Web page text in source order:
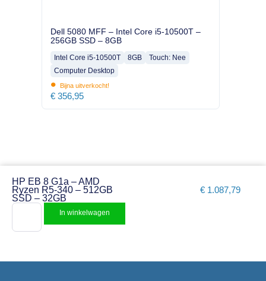
Dell 5080 MFF – Intel Core i5-10500T –
256GB SSD – 8GB
Intel Core i5-10500T 8GB
Touch: Nee
Computer Desktop
• Bijna uitverkocht!
€ 356,95
HP EB 8 G1a – AMD
Ryzen R5-340 – 512GB
SSD – 32GB
€ 1.087,79
In winkelwagen